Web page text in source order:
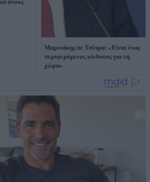
στους
Μαρινάκης σε Τσίπρα: «Είναι ένας
περιφερόμενος κίνδυνος για τη
χώρα»